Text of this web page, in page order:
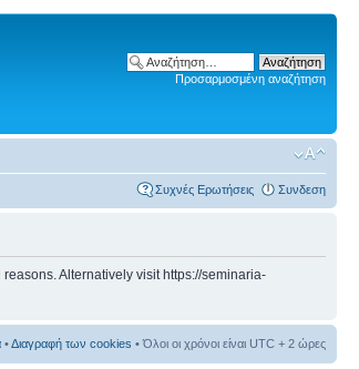
Προσαρμοσμένη αναζήτηση
Συχνές Ερωτήσεις Συνδεση
reasons. Alternatively visit https://seminaria-
•Διαγραφή των cookies • Όλοι οι χρόνοι είναι UTC + 2 ώρες